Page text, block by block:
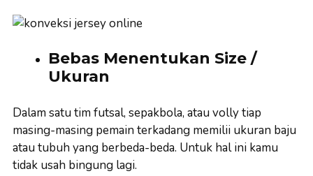
Bebas Menentukan Size /
Ukuran
Dalam satu tim futsal, sepakbola, atau volly tiap
masing-masing pemain terkadang memilii ukuran baju
atau tubuh yang berbeda-beda. Untuk hal ini kamu
tidak usah bingung lagi.